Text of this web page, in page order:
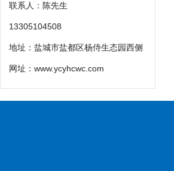
联系人：陈先生
13305104508
地址：盐城市盐都区杨侍生态园西侧
网址： www.ycyhcwc.com